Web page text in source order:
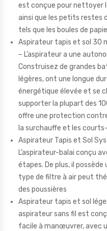
est conçue pour nettoyer
ainsi que les petits restes
tels que les boules de
Aspirateur tapis et sol 30
– L’aspirateur a une
Construisez de grandes
légères, ont une longue
énergétique élevée et se
supporter la plupart des
offre une protection
la surchauffe et les
Aspirateur Tapis et Sol
L’aspirateur-balai conçu
étapes. De plus, il
type de filtre à air peut
des poussières
Aspirateur tapis et sol
aspirateur sans fil est
facile à manœuvrer, avec